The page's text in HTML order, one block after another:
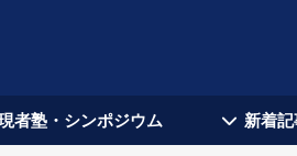
者塾・シンポジウム 新着